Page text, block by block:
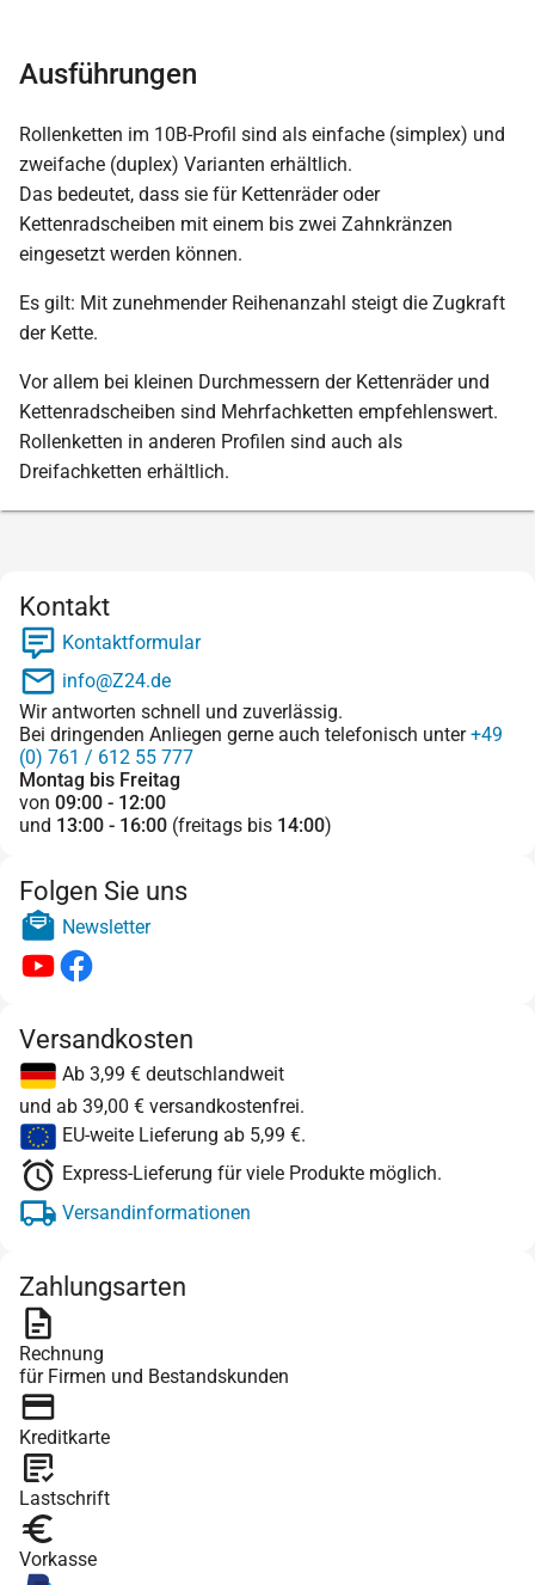
Ausführungen
Rollenketten im 10B-Profil sind als einfache (simplex) und
zweifache (duplex) Varianten erhältlich.
Das bedeutet, dass sie für Kettenräder oder
Kettenradscheiben mit einem bis zwei Zahnkränzen
eingesetzt werden können.
Es gilt: Mit zunehmender Reihenanzahl steigt die Zugkraft
der Kette.
Vor allem bei kleinen Durchmessern der Kettenräder und
Kettenradscheiben sind Mehrfachketten empfehlenswert.
Rollenketten in anderen Profilen sind auch als
Dreifachketten erhältlich.
Kontakt
Kontaktformular
info@Z24.de
Wir antworten schnell und zuverlässig.
Bei dringenden Anliegen gerne auch telefonisch unter+49
(0) 761 / 612 55 777
Montag bis Freitag
von 09:00 - 12:00
und 13:00 - 16:00 (freitags bis 14:00)
Folgen Sie uns
Newsletter
Versandkosten
Ab 3,99 € deutschlandweit
und ab 39,00 € versandkostenfrei.
EU-weite Lieferung ab 5,99 €.
Express-Lieferung für viele Produkte möglich.
Versandinformationen
Zahlungsarten
Rechnung
für Firmen und Bestandskunden
Kreditkarte
Lastschrift
Vorkasse